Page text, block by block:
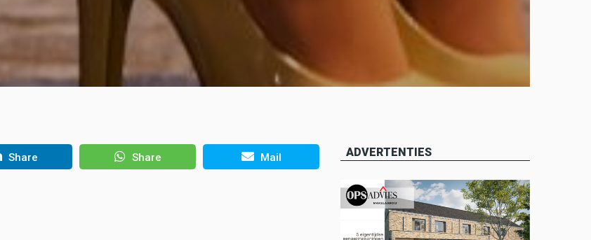
Share Share Mail ADVERTENTIES